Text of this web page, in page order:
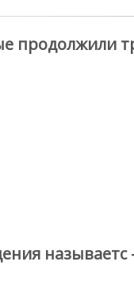
продолжили
называетс